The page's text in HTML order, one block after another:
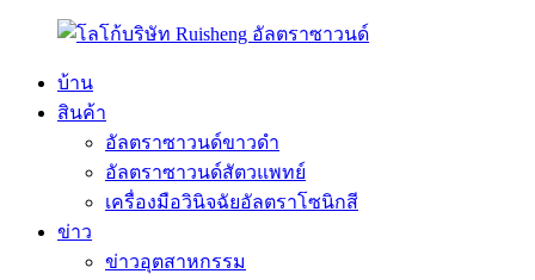
บ้าน
สินค้า
อัลตราซาวนด์ขาวดำ
อัลตราซาวนด์สัตวแพทย์
เครื่องมือวินิจฉัยอัลตราโซนิกสี
ข่าว
ข่าวอุตสาหกรรม